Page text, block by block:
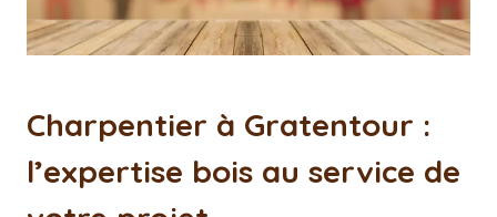
Charpentier à Gratentour :
l’expertise bois au service de